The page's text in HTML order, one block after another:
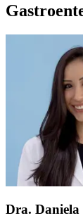
Dra.